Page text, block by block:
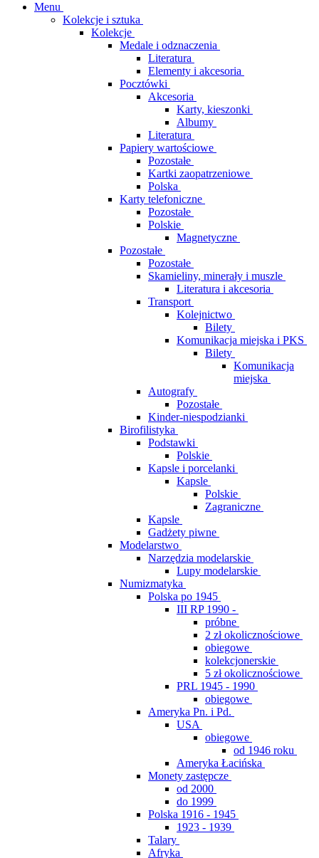
Menu
Kolekcje i sztuka
Kolekcje
Medale i odznaczenia
Literatura
Elementy i akcesoria
Pocztówki
Akcesoria
Karty, kieszonki
Albumy
Literatura
Papiery wartościowe
Pozostałe
Kartki zaopatrzeniowe
Polska
Karty telefoniczne
Pozostałe
Polskie
Magnetyczne
Pozostałe
Pozostałe
Skamieliny, minerały i muszle
Literatura i akcesoria
Transport
Kolejnictwo
Bilety
Komunikacja miejska i PKS
Bilety
Komunikacja
miejska
Autografy
Pozostałe
Kinder-niespodzianki
Birofilistyka
Podstawki
Polskie
Kapsle i porcelanki
Kapsle
Polskie
Zagraniczne
Kapsle
Gadżety piwne
Modelarstwo
Narzędzia modelarskie
Lupy modelarskie
Numizmatyka
Polska po 1945
III RP 1990 -
próbne
2 zł okolicznościowe
obiegowe
kolekcjonerskie
5 zł okolicznościowe
PRL 1945 - 1990
obiegowe
Ameryka Pn. i Pd.
USA
obiegowe
od 1946 roku
Ameryka Łacińska
Monety zastępcze
od 2000
do 1999
Polska 1916 - 1945
1923 - 1939
Talary
Afryka